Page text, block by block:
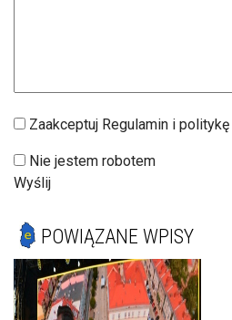
Zaakceptuj Regulamin i
Nie jestem robotem
Wyślij
POWIĄZANE WPISY